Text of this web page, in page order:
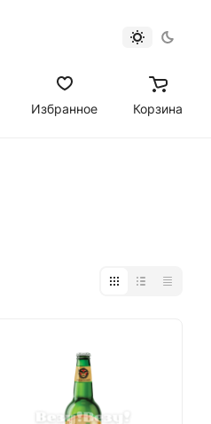
Избранное Корзина